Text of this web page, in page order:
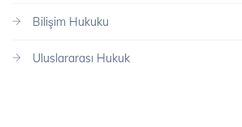
Bilişim Hukuku
Uluslararası Hukuk